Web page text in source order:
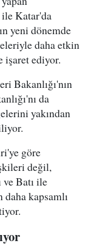
Katar'da
yeni dönemde
daha etkin
işaret ediyor.
Bakanlığı'nın
da
yakından
göre
değil,
Batı ile
kapsamlı